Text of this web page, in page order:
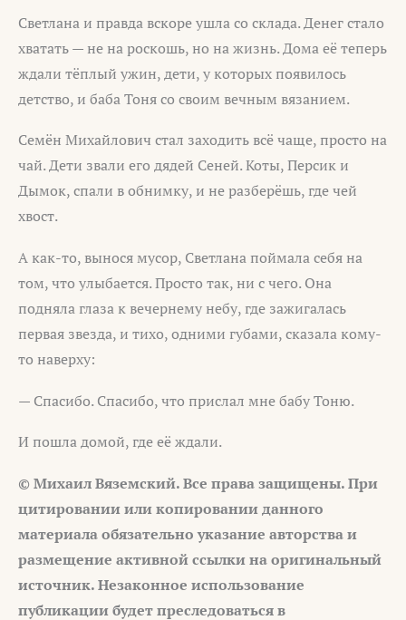
Светлана и правда вскоре ушла со склада. Денег стало
хватать — не на роскошь, но на жизнь. Дома её теперь
ждали тёплый ужин, дети, у которых появилось
детство, и баба Тоня со своим вечным вязанием.
Семён Михайлович стал заходить всё чаще, просто на
чай. Дети звали его дядей Сеней. Коты, Персик и
Дымок, спали в обнимку, и не разберёшь, где чей
хвост.
А как-то, вынося мусор, Светлана поймала себя на
том, что улыбается. Просто так, ни с чего. Она
подняла глаза к вечернему небу, где зажигалась
первая звезда, и тихо, одними губами, сказала кому-
то наверху:
— Спасибо. Спасибо, что прислал мне бабу Тоню.
И пошла домой, где её ждали.
© Михаил Вяземский. Все права защищены. При
цитировании иликопировании данного
материала обязательно указание авторства и
размещение активной ссылки на оригинальный
источник. Незаконное использование
публикации будет преследоваться в